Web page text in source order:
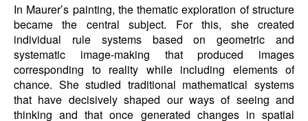
In Maurer’s painting, the thematic exploration of structure
became the central subject. For this, she created
individual rule systems based on geometric and
systematic image-making that produced images
corresponding to reality while including elements of
chance. She studied traditional mathematical systems
that have decisively shaped our ways of seeing and
thinking and that once generated changes in spatial